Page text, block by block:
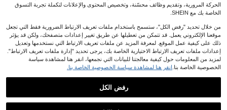
1 قطعة حقيبة أمامية للدراجة الجبلية، حقي
بة مزدوجة للدراجة الجبلية، حقيبة هاتف م
الحركة المرورية، وتقديم وظائف محسّنة، وتخصيص المحتوى والإعلانات لتكملة تجربة التسوق
الخاصة بك مع SHEIN.
من خلال تحديد "رفض الكل"، ستسمح باستخدام ملفات تعريف الارتباط الضرورية فقط التي تجعل
موقعنا الإلكتروني يعمل. قد تتمكن من تعطيلها عن طريق تغيير إعدادات متصفحك، ولكن قد يؤثر
ذلك على كيفية عمل الموقع. لمعرفة المزيد عن ملفات تعريف الارتباط التي نستخدمها وتعديل
إعدادات ملفات تعريف الارتباط الاختيارية الخاصة بك، يرجى تحديد "إدارة ملفات تعريف الارتباط".
لمزيد من المعلومات حول كيفية معالجتنا للبيانات التي نجمعها، انقر هنا لمشاهدة سياسة
الخصوصية الخاصة بنا. انقر هنا لمشاهدة سياسة الخصوصية الخاصة بنا.
رفض الكل